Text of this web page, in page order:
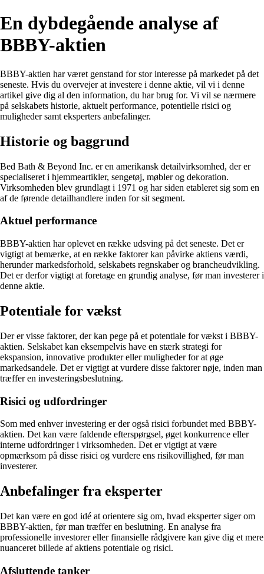
En dybdegående analyse af
BBBY-aktien
BBBY-aktien har været genstand for stor interesse på markedet på det
seneste. Hvis du overvejer at investere i denne aktie, vil vi i denne
artikel give dig al den information, du har brug for. Vi vil se nærmere
på selskabets historie, aktuelt performance, potentielle risici og
muligheder samt eksperters anbefalinger.
Historie og baggrund
Bed Bath & Beyond Inc. er en amerikansk detailvirksomhed, der er
specialiseret i hjemmeartikler, sengetøj, møbler og dekoration.
Virksomheden blev grundlagt i 1971 og har siden etableret sig som en
af de førende detailhandlere inden for sit segment.
Aktuel performance
BBBY-aktien har oplevet en række udsving på det seneste. Det er
vigtigt at bemærke, at en række faktorer kan påvirke aktiens værdi,
herunder markedsforhold, selskabets regnskaber og brancheudvikling.
Det er derfor vigtigt at foretage en grundig analyse, før man investerer i
denne aktie.
Potentiale for vækst
Der er visse faktorer, der kan pege på et potentiale for vækst i BBBY-
aktien. Selskabet kan eksempelvis have en stærk strategi for
ekspansion, innovative produkter eller muligheder for at øge
markedsandele. Det er vigtigt at vurdere disse faktorer nøje, inden man
træffer en investeringsbeslutning.
Risici og udfordringer
Som med enhver investering er der også risici forbundet med BBBY-
aktien. Det kan være faldende efterspørgsel, øget konkurrence eller
interne udfordringer i virksomheden. Det er vigtigt at være
opmærksom på disse risici og vurdere ens risikovillighed, før man
investerer.
Anbefalinger fra eksperter
Det kan være en god idé at orientere sig om, hvad eksperter siger om
BBBY-aktien, før man træffer en beslutning. En analyse fra
professionelle investorer eller finansielle rådgivere kan give dig et mere
nuanceret billede af aktiens potentiale og risici.
Afsluttende tanker